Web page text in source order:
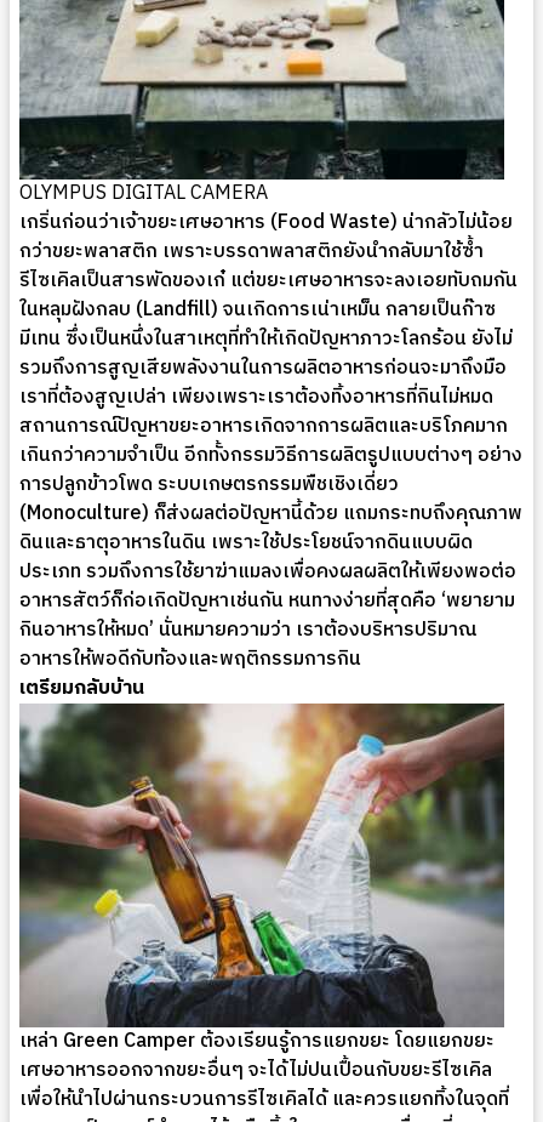
OLYMPUS DIGITAL CAMERA
เกริ่นก่อนว่าเจ้าขยะเศษอาหาร (Food Waste) น่ากลัวไม่น้อย
กว่าขยะพลาสติก เพราะบรรดาพลาสติกยังนำกลับมาใช้ซ้ำ
รีไซเคิลเป็นสารพัดของเก๋ แต่ขยะเศษอาหารจะลงเอยทับถมกัน
ในหลุมฝังกลบ (Landfill) จนเกิดการเน่าเหม็น กลายเป็นก๊าซ
มีเทน ซึ่งเป็นหนึ่งในสาเหตุที่ทำให้เกิดปัญหาภาวะโลกร้อน ยังไม่
รวมถึงการสูญเสียพลังงานในการผลิตอาหารก่อนจะมาถึงมือ
เราที่ต้องสูญเปล่า เพียงเพราะเราต้องทิ้งอาหารที่กินไม่หมด
สถานการณ์ปัญหาขยะอาหารเกิดจากการผลิตและบริโภคมาก
เกินกว่าความจำเป็น อีกทั้งกรรมวิธีการผลิตรูปแบบต่างๆ อย่าง
การปลูกข้าวโพด ระบบเกษตรกรรมพืชเชิงเดี่ยว
(Monoculture) ก็ส่งผลต่อปัญหานี้ด้วย แถมกระทบถึงคุณภาพ
ดินและธาตุอาหารในดิน เพราะใช้ประโยชน์จากดินแบบผิด
ประเภท รวมถึงการใช้ยาฆ่าแมลงเพื่อคงผลผลิตให้เพียงพอต่อ
อาหารสัตว์ก็ก่อเกิดปัญหาเช่นกัน หนทางง่ายที่สุดคือ ‘พยายาม
กินอาหารให้หมด’ นั่นหมายความว่า เราต้องบริหารปริมาณ
อาหารให้พอดีกับท้องและพฤติกรรมการกิน
เตรียมกลับบ้าน
เหล่า Green Camper ต้องเรียนรู้การแยกขยะ โดยแยกขยะ
เศษอาหารออกจากขยะอื่นๆ จะได้ไม่ปนเปื้อนกับขยะรีไซเคิล
เพื่อให้นำไปผ่านกระบวนการรีไซเคิลได้ และควรแยกทิ้งในจุดที่